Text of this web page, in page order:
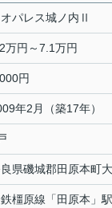
オパレス城ノ内Ⅱ
万円～7.1万円
円
年2月（築17年）
県磯城郡田原本町
橿原線 「 田原本 」